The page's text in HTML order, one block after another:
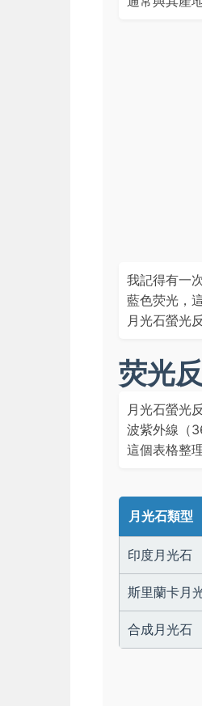
我記得有一
藍色荧光，
月光石螢光
荧光
月光石螢光
波紫外線（
這個表格整
月光石類型
印度月光石
斯里蘭卡月
合成月光石